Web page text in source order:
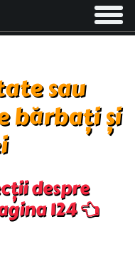
Toggle
sau
bărbați și
despre
124